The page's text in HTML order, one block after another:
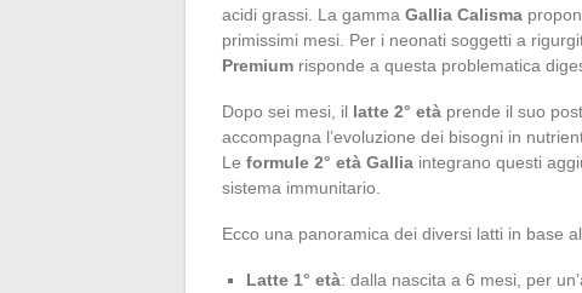
acidi grassi. La gamma Gallia Calisma
primissimi mesi. Per i neonati soggetti a
Premium risponde a questa problematica
Dopo sei mesi, il latte 2° età prende il suo
accompagna l’evoluzione dei bisogni in
Le formule 2° età Gallia integrano questi
sistema immunitario.
Ecco una panoramica dei diversi latti in base
Latte 1° età: dalla nascita a 6 mesi, per